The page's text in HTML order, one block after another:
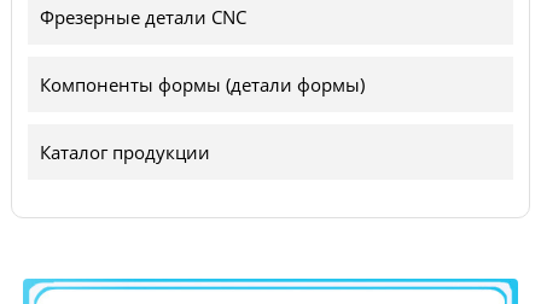
Фрезерные детали CNC
Компоненты формы (детали формы)
Каталог продукции